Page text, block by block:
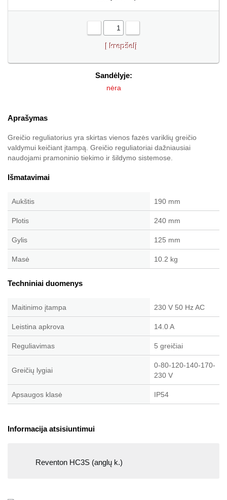
Sandėlyje:
nėra
Aprašymas
Greičio reguliatorius yra skirtas vienos fazės variklių greičio
valdymui keičiant įtampą. Greičio reguliatoriai dažniausiai
naudojami pramoninio tiekimo ir šildymo sistemose.
Išmatavimai
Aukštis 190 mm
Plotis 240 mm
Gylis 125 mm
Masė 10.2 kg
Techniniai duomenys
Maitinimo įtampa 230 V 50 Hz AC
Leistina apkrova 14.0 A
Reguliavimas 5 greičiai
Greičių lygiai
0-80-120-140-170-
230 V
Apsaugos klasė IP54
Informacija atsisiuntimui
Reventon HC3S (anglų k.)